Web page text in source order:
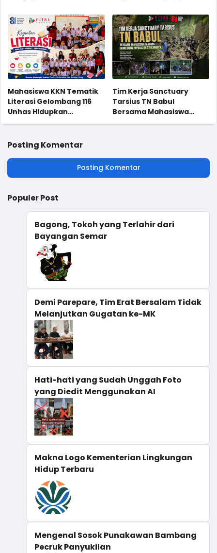
Keagamaan di bawah
Naungan Kementrian
Agama RI
Mahasiswa KKN Tematik
Literasi Gelombang 116
Unhas Hidupkan
UPT SD Negeri 36 Tonasa
Parappa
Tim Kerja Sanctuary
Tarsius TN Babul
Bersama Mahasiswa
Posting Komentar
Posting Komentar
Populer Post
Bagong, Tokoh yang Terlahir dari
Bayangan Semar
Demi Parepare, Tim Erat Bersalam Tidak
Melanjutkan Gugatan ke-MK
Hati-hati yang Sudah Unggah Foto
yang Diedit Menggunakan AI
Makna Logo Kementerian Lingkungan
Hidup Terbaru
Mengenal Sosok Punakawan Bambang
Pecruk Panyukilan